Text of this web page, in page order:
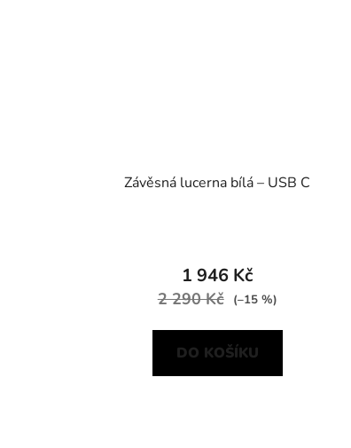
Závěsná lucerna bílá – USB C
1 946 Kč
2 290 Kč (–15 %)
DO KOŠÍKU